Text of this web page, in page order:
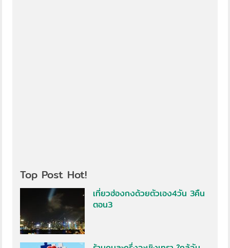
Top Post Hot!
เที่ยวฮ่องกงด้วยตัวเอง4วัน 3คืน
ตอน3